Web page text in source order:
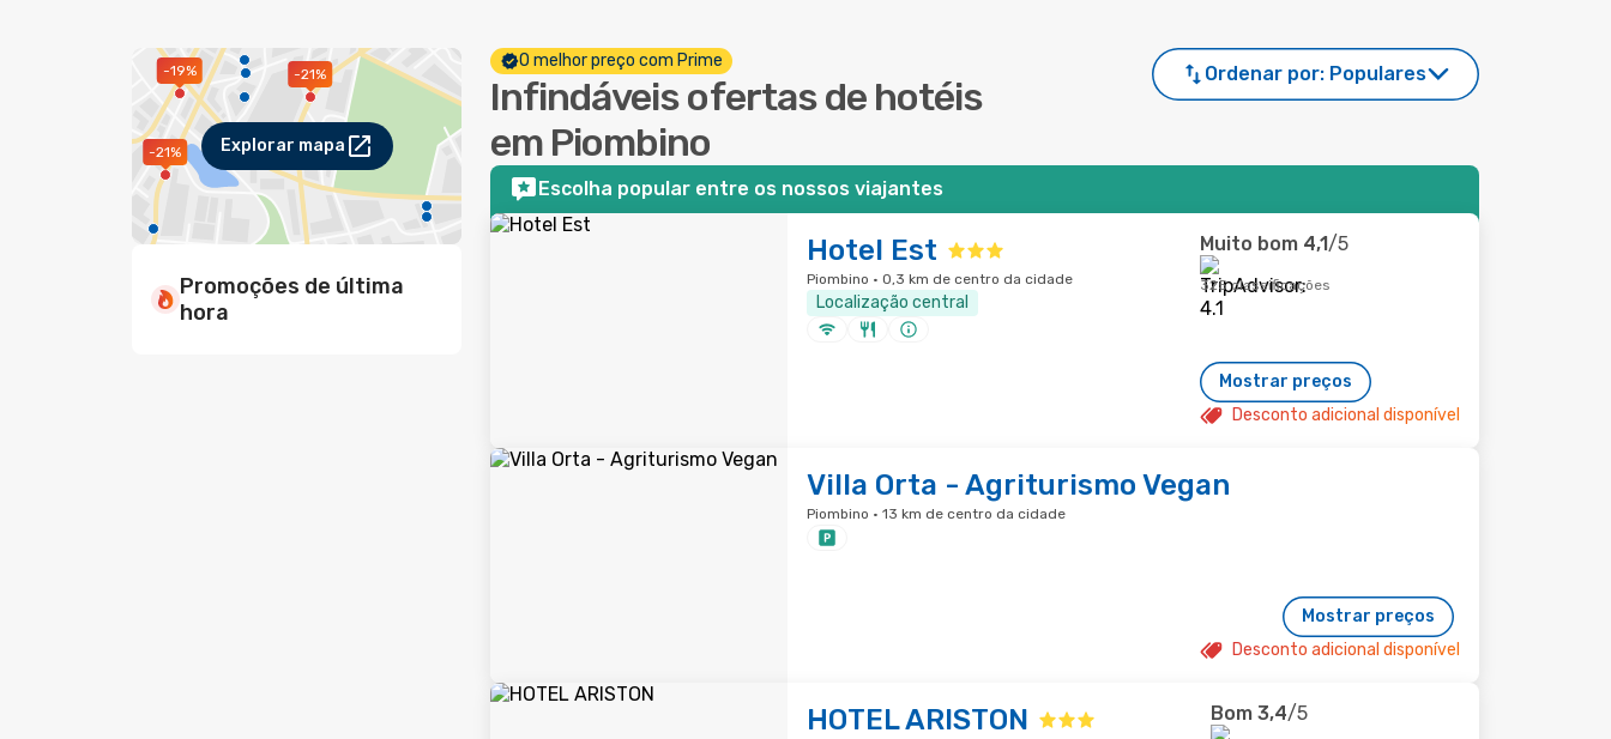
-21%
-21%
-19%
Explorar mapa
Promoções de última
hora
O melhor preço com Prime
Infindáveis ofertas de hotéis
em Piombino
Ordenar por: Populares
Escolha popular entre os nossos viajantes
Hotel Est
Piombino · 0,3 km de centro da cidade
Localização central
Muito bom 4,1/5
325 classificações
Mostrar preços
Desconto adicional disponível
Villa Orta - Agriturismo Vegan
Piombino · 13 km de centro da cidade
Mostrar preços
Desconto adicional disponível
HOTEL ARISTON Bom 3,4/5